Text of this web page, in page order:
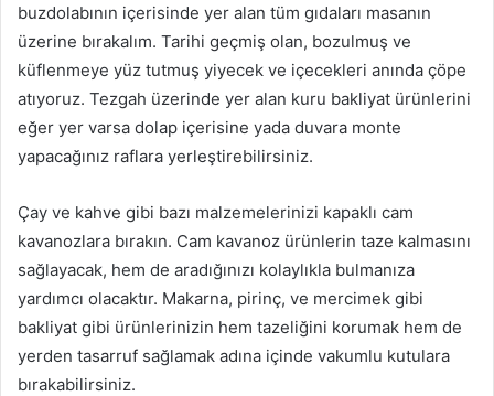
buzdolabının içerisinde yer alan tüm gıdaları masanın
üzerine bırakalım. Tarihi geçmiş olan, bozulmuş ve
küflenmeye yüz tutmuş yiyecek ve içecekleri anında çöpe
atıyoruz. Tezgah üzerinde yer alan kuru bakliyat ürünlerini
eğer yer varsa dolap içerisine yada duvara monte
yapacağınız raflara yerleştirebilirsiniz.
Çay ve kahve gibi bazı malzemelerinizi kapaklı cam
kavanozlara bırakın. Cam kavanoz ürünlerin taze kalmasını
sağlayacak, hem de aradığınızı kolaylıkla bulmanıza
yardımcı olacaktır. Makarna, pirinç, ve mercimek gibi
bakliyat gibi ürünlerinizin hem tazeliğini korumak hem de
yerden tasarruf sağlamak adına içinde vakumlu kutulara
bırakabilirsiniz.